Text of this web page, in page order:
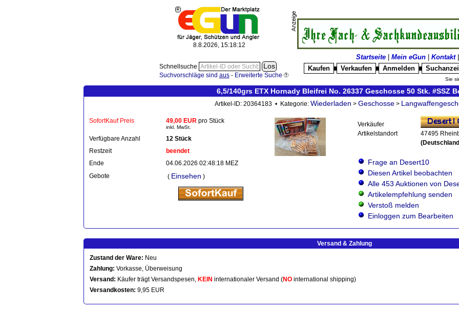
8.8.2026, 15:18:13
Schnellsuche
Suchvorschläge sind aus- Erweiterte Suche
Startseite Mein eGun Kontakt
Kaufen
Verkaufen Anmelden
Sie
6,5/140grs ETX Hornady Bleifrei No. 26337 Geschosse 50 Stk. #SSZ
Artikel-ID: 20364183 • Kategorie: Wiederladen > Geschosse >
SofortKauf Preis 49,00 EUR pro Stück
inkl. MwSt.
Verfügbare Anzahl
12 Stück
Restzeit
beendet
Ende
04.06.2026 02:48:18 MEZ
Gebote
( Einsehen )
Verkäufer
Artikelstandort
47495
Frage an Desert10
Diesen Artikel beobachten
Alle 453 Auktionen von
Artikelempfehlung senden
Verstoß melden
Einloggen zum Bearbeiten
Versand & Zahlung
Zustand der Ware: Neu
Zahlung: Vorkasse, Überweisung
Versand: Käufer trägt Versandspesen, KEIN internationaler Versand (NO international shipping)
Versandkosten: 9,95 EUR